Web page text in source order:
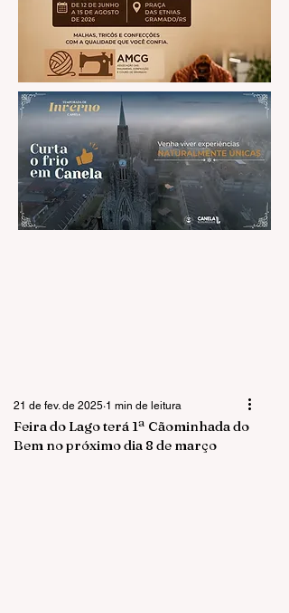
Feira do Lago terá 1ª Cãominhada do
Bem no próximo dia 8 de março
21 de fev. de 2025 1 min de leitura